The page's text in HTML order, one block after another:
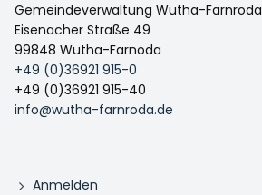
Gemeindeverwaltung Wutha-Farnroda
Eisenacher Straße 49
99848 Wutha-Farnoda
+49 (0)36921 915-0
+49 (0)36921 915-40
info@wutha-farnroda.de
Anmelden